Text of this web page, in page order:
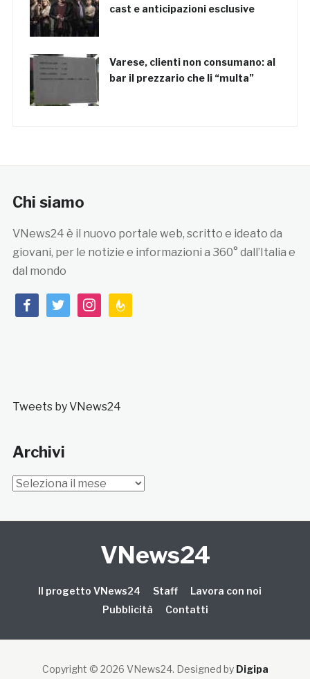
cast e anticipazioni esclusive
Varese, clienti non consumano: al
bar il prezzario che li “multa”
Chi siamo
VNews24 è il nuovo portale web, scritto e ideato da
giovani, per le notizie e informazioni a 360° dall’Italia e
dal mondo
facebooktwitterinstagramfeedburner
Tweets by VNews24
Archivi
Archivi
VNews24
Il progetto VNews24 Staff
Lavora con noi
Pubblicità
Contatti
Copyright © 2026 VNews24. Designed by Digipa